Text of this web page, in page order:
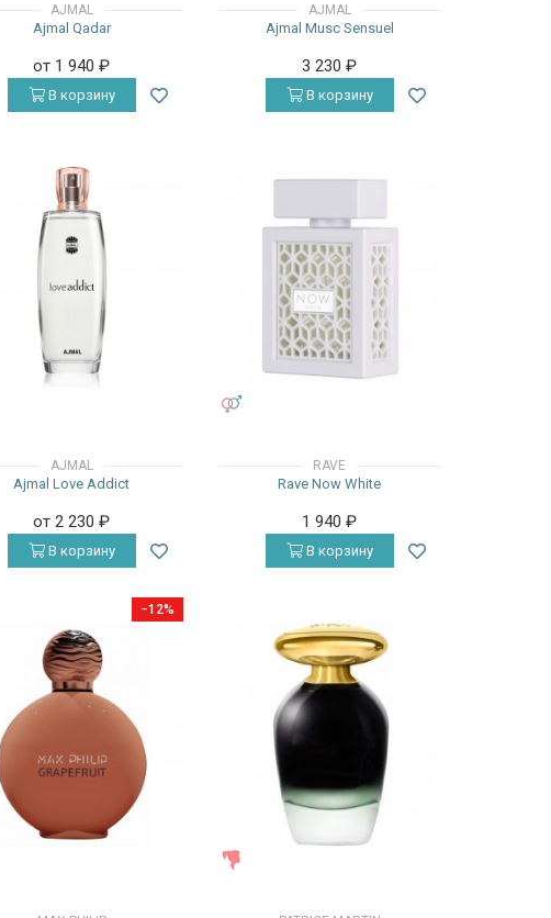
AJMAL
Ajmal Qadar
от 1 940₽
В корзину
AJMAL
Ajmal Musc Sensuel
3 230₽
В корзину
AJMAL
Ajmal Love Addict
от 2 230₽
В корзину
RAVE
Rave Now White
1 940₽
В корзину
−12%